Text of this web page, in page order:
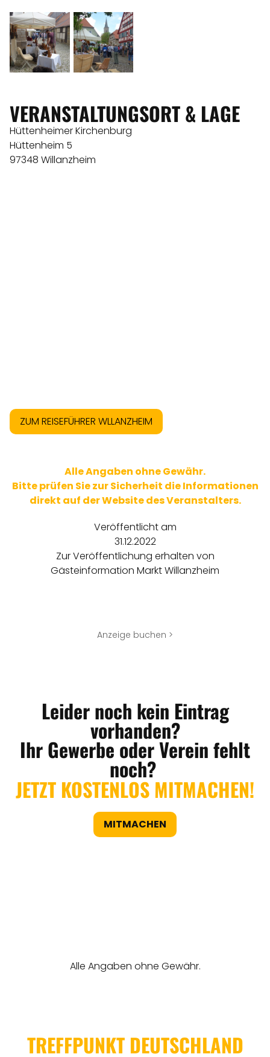
VERANSTALTUNGSORT & LAGE
Hüttenheimer Kirchenburg
Hüttenheim 5
97348 Willanzheim
ZUM REISEFÜHRER WLLANZHEIM
Alle Angaben ohne Gewähr.
Bitte prüfen Sie zur Sicherheit die Informationen
direkt auf der Website des Veranstalters.
Veröffentlicht am
31.12.2022
Zur Veröffentlichung erhalten von
Gästeinformation Markt Willanzheim
Anzeige buchen >
Leider noch kein Eintrag
vorhanden?
Ihr Gewerbe oder Verein fehlt
noch?
JETZT KOSTENLOS MITMACHEN!
MITMACHEN